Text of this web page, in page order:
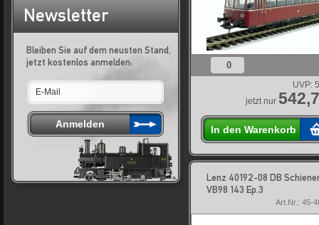
Newsletter
Bleiben Sie auf dem neusten Stand,
jetzt kostenlos anmelden:
0
UVP:
jetzt nur
In den Warenkorb
Lenz 40192-08 DB
VB98 143 Ep.3
Art.Nr.: 45-